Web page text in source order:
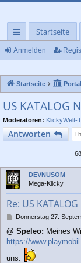
ch
llz
ug
rif
f
Startseite
Anmelden
Startseite Portal
US KATALOG
Moderatoren: KlickyWelt-
Antworten
DEVNUSOM
Mega-Klicky
Re: US
B
i
t
a
Donnerstag 27.
@ Speleo: Meines
https://
uns.